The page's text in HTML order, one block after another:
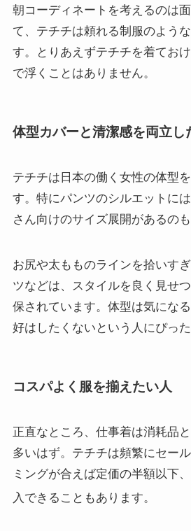
朝コーディネートを考えるのは
て、テチチは頼れる制服のよう
す。とりあえずテチチを着てお
で浮くことはありません。
体型カバーと清潔感を両立し
テチチは日本の働く女性の体型
す。特にパンツのシルエットに
さん向けのサイズ展開があるの
お尻や太もものラインを拾いす
ツなどは、スタイルを良く見せ
保されています。体型は気にな
好はしたくないという人にぴった
コスパよく服を揃えたい人
正直なところ、仕事着は消耗品
多いはず。テチチは頻繁にセー
ミングが合えば定価の半額以下
入できることもあります。